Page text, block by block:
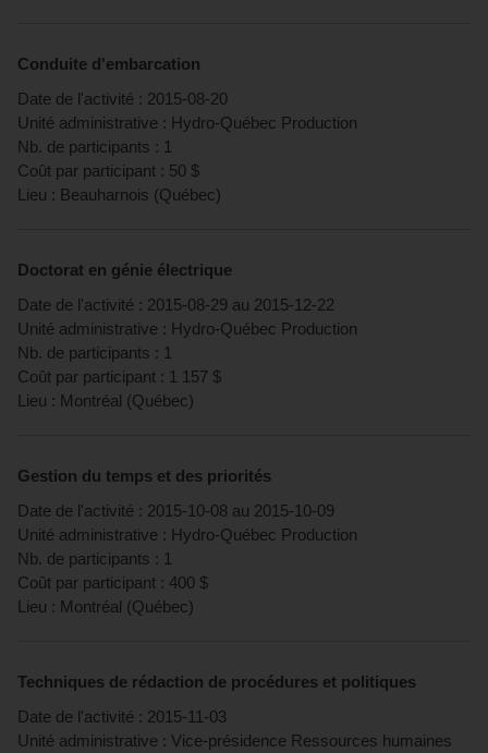
Conduite d'embarcation
Date de l'activité : 2015-08-20
Unité administrative : Hydro-Québec Production
Nb. de participants : 1
Coût par participant : 50 $
Lieu : Beauharnois (Québec)
Doctorat en génie électrique
Date de l'activité : 2015-08-29 au 2015-12-22
Unité administrative : Hydro-Québec Production
Nb. de participants : 1
Coût par participant : 1 157 $
Lieu : Montréal (Québec)
Gestion du temps et des priorités
Date de l'activité : 2015-10-08 au 2015-10-09
Unité administrative : Hydro-Québec Production
Nb. de participants : 1
Coût par participant : 400 $
Lieu : Montréal (Québec)
Techniques de rédaction de procédures et politiques
Date de l'activité : 2015-11-03
Unité administrative : Vice-présidence Ressources humaines